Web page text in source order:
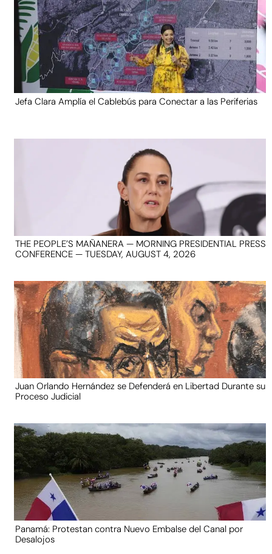
Jefa Clara Amplía el Cablebús para Conectar a las Periferias
THE PEOPLE’S MAÑANERA — MORNING PRESIDENTIAL PRESS
CONFERENCE — TUESDAY, AUGUST 4, 2026
Juan Orlando Hernández se Defenderá en Libertad Durante su
Proceso Judicial
Panamá: Protestan contra Nuevo Embalse del Canal por
Desalojos